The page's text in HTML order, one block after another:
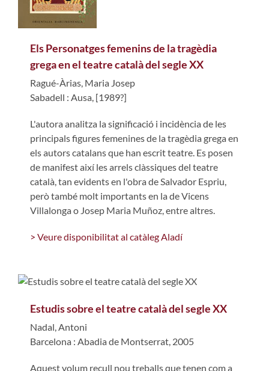
Els Personatges femenins de la tragèdia
grega en el teatre català del segle XX
Ragué-Àrias, Maria Josep
Sabadell : Ausa, [1989?]
L'autora analitza la significació i incidència de les
principals figures femenines de la tragèdia grega en
els autors catalans que han escrit teatre. Es posen
de manifest així les arrels clàssiques del teatre
català, tan evidents en l'obra de Salvador Espriu,
però també molt importants en la de Vicens
Villalonga o Josep Maria Muñoz, entre altres.
> Veure disponibilitat al catàleg Aladí
Estudis sobre el teatre català del segle XX
Nadal, Antoni
Barcelona : Abadia de Montserrat, 2005
Aquest volum recull nou treballs que tenen com a